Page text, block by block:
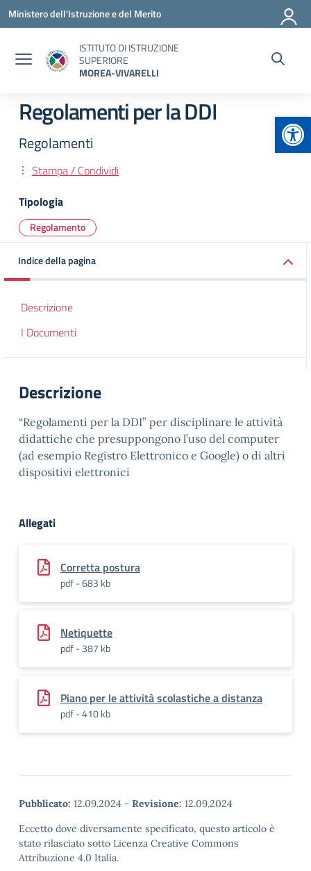
Vai ai contenuti
Vai al menu di navigazione
Vai al footer
Ministero dell'Istruzione e del Merito
ISTITUTO DI ISTRUZIONE
SUPERIORE
MOREA-VIVARELLI
Regolamenti per la DDI
Regolamenti
Stampa / Condividi
Tipologia
Regolamento
Indice della pagina
Descrizione
I Documenti
Descrizione
“Regolamenti per la DDI” per disciplinare le attività
didattiche che presuppongono l’uso del computer
(ad esempio Registro Elettronico e Google) o di altri
dispositivi elettronici
Allegati
Corretta postura
pdf - 683 kb
Netiquette
pdf - 387 kb
Piano per le attività scolastiche a distanza
pdf - 410 kb
Pubblicato: 12.09.2024 - Revisione: 12.09.2024
Eccetto dove diversamente specificato, questo articolo è
stato rilasciato sotto Licenza Creative Commons
Attribuzione 4.0 Italia.